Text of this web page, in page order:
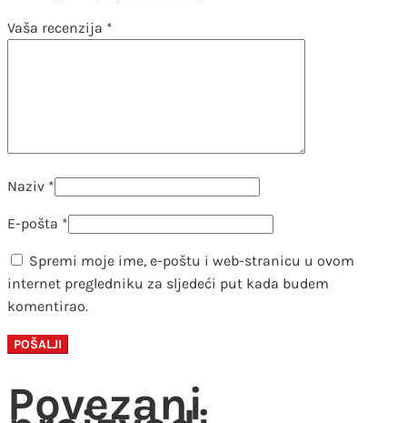
Vaša recenzija *
Naziv *
E-pošta *
Spremi moje ime, e-poštu i web-stranicu u ovom
internet pregledniku za sljedeći put kada budem
komentirao.
Povezani